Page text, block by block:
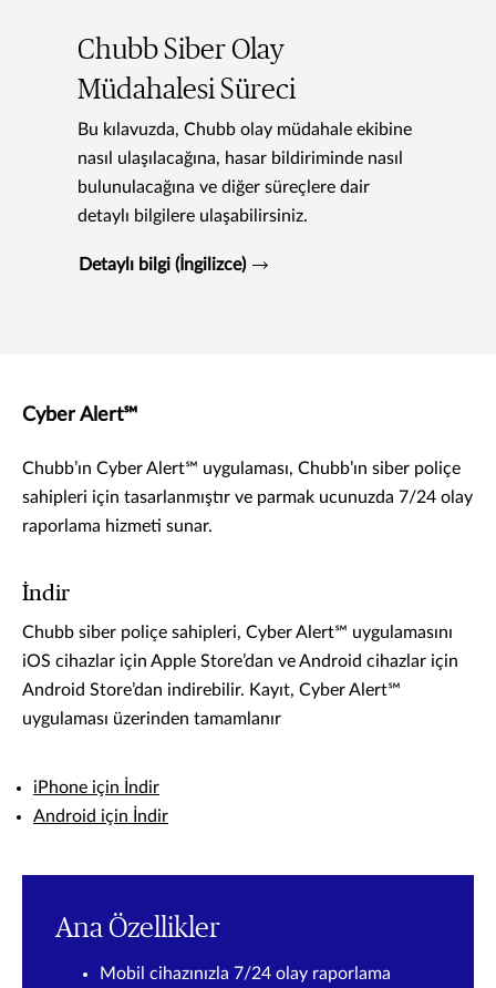
Chubb Siber Olay
Müdahalesi Süreci
Bu kılavuzda, Chubb olay müdahale ekibine
nasıl ulaşılacağına, hasar bildiriminde nasıl
bulunulacağına ve diğer süreçlere dair
detaylı bilgilere ulaşabilirsiniz.
Detaylı bilgi (İngilizce)
Cyber Alert℠
Chubb’ın Cyber Alert℠ uygulaması, Chubb’ın siber poliçe
sahipleri için tasarlanmıştır ve parmak ucunuzda 7/24 olay
raporlama hizmeti sunar.
İndir
Chubb siber poliçe sahipleri, Cyber Alert℠ uygulamasını
iOS cihazlar için Apple Store’dan ve Android cihazlar için
Android Store’dan indirebilir. Kayıt, Cyber Alert℠
uygulaması üzerinden tamamlanır
iPhone için İndir
Android için İndir
Ana Özellikler
Mobil cihazınızla 7/24 olay raporlama